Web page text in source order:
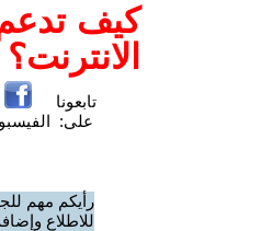
كيف
الانترنت؟
تابعونا
على:
رأيكم مهم
للاطلاع